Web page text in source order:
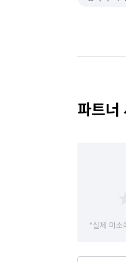
파트너
*실제 미소